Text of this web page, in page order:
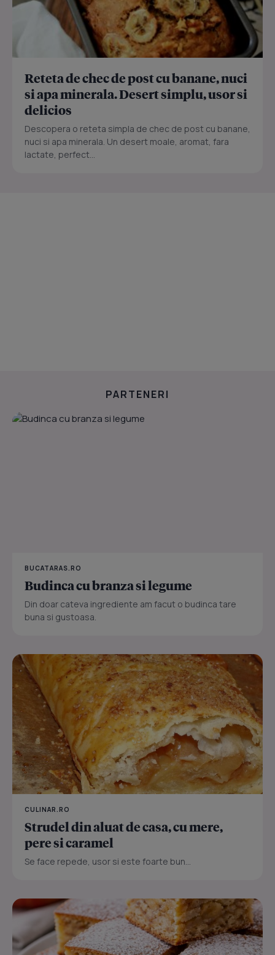
Reteta de chec de post cu banane, nuci
si apa minerala. Desert simplu, usor si
delicios
Descopera o reteta simpla de chec de post cu banane,
nuci si apa minerala. Un desert moale, aromat, fara
lactate, perfect...
PARTENERI
BUCATARAS.RO
Budinca cu branza si legume
Din doar cateva ingrediente am facut o budinca tare
buna si gustoasa.
CULINAR.RO
Strudel din aluat de casa, cu mere,
pere si caramel
Se face repede, usor si este foarte bun...